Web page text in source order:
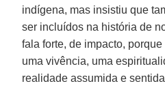
indígena, mas insistiu que
ser incluídos na história de
fala forte, de impacto,
uma vivência, uma
realidade assumida e